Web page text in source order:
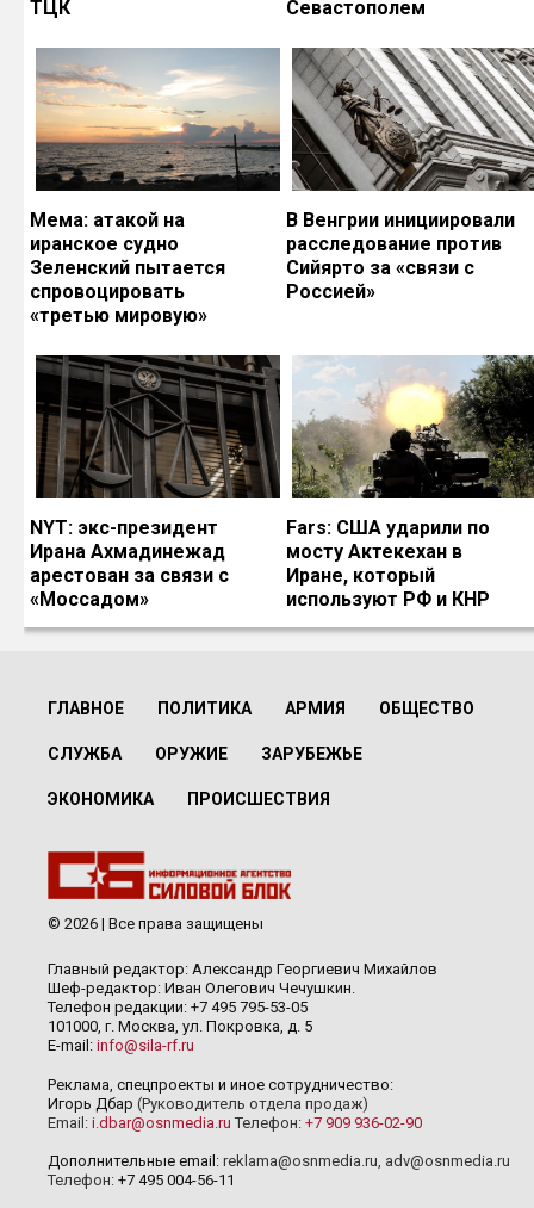
ТЦК
Севастополем
Мема: атакой на
иранское судно
Зеленский пытается
спровоцировать
«третью мировую»
В Венгрии инициировали
расследование против
Сийярто за «связи с
Россией»
NYT: экс-президент
Ирана Ахмадинежад
арестован за связи с
«Моссадом»
Fars: США ударили по
мосту Актекехан в
Иране, который
используют РФ и КНР
ГЛАВНОЕ ПОЛИТИКА АРМИЯ ОБЩЕСТВО
СЛУЖБА ОРУЖИЕ ЗАРУБЕЖЬЕ
ЭКОНОМИКА ПРОИСШЕСТВИЯ
© 2026 | Все права защищены
Главный редактор: Александр Георгиевич Михайлов
Шеф-редактор: Иван Олегович Чечушкин.
Телефон редакции: +7 495 795-53-05
101000, г. Москва, ул. Покровка, д. 5
E-mail: info@sila-rf.ru
Реклама, спецпроекты и иное сотрудничество:
Игорь Дбар (Руководитель отдела продаж)
Email: i.dbar@osnmedia.ru Телефон: +7 909 936-02-90
Дополнительные email: reklama@osnmedia.ru, adv@osnmedia.ru
Телефон: +7 495 004-56-11